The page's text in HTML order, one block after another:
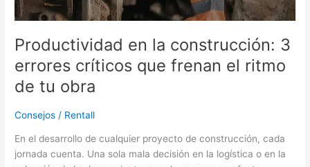
Productividad en la construcción: 3
errores críticos que frenan el ritmo
de tu obra
Consejos / Rentall
En el desarrollo de cualquier proyecto de construcción, cada
jornada cuenta. Una sola mala decisión en la logística o en la